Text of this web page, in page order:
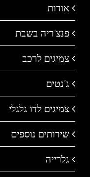
אודות
פנצ'ריה בשבת
צמיגים לרכב
ג'נטים
צמיגים לדו גלגלי
שירותים נוספים
גלרייה